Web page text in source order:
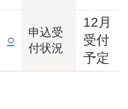
○
申込受
付状況
12月
受付
予定